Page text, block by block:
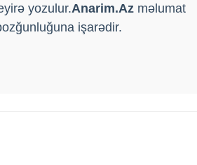
yozulur.Anarim.Az məlumat
işarədir.